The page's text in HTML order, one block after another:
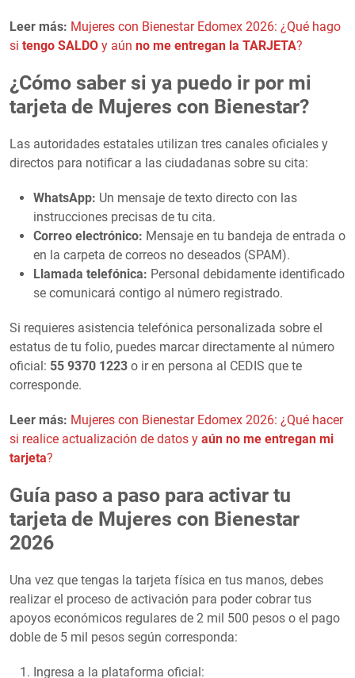
Leer más: Mujeres con Bienestar Edomex 2026: ¿Qué hago
si tengo SALDO y aún no me entregan la TARJETA?
¿Cómo saber si ya puedo ir por mi
tarjeta de Mujeres con Bienestar?
Las autoridades estatales utilizan tres canales oficiales y
directos para notificar a las ciudadanas sobre su cita:
WhatsApp: Un mensaje de texto directo con las
instrucciones precisas de tu cita.
Correo electrónico: Mensaje en tu bandeja de entrada o
en la carpeta de correos no deseados (SPAM).
Llamada telefónica: Personal debidamente identificado
se comunicará contigo al número registrado.
Si requieres asistencia telefónica personalizada sobre el
estatus de tu folio, puedes marcar directamente al número
oficial: 55 9370 1223 o ir en persona al CEDIS que te
corresponde.
Leer más: Mujeres con Bienestar Edomex 2026: ¿Qué hacer
si realice actualización de datos y aún no me entregan mi
tarjeta?
Guía paso a paso para activar tu
tarjeta de Mujeres con Bienestar
2026
Una vez que tengas la tarjeta física en tus manos, debes
realizar el proceso de activación para poder cobrar tus
apoyos económicos regulares de 2 mil 500 pesos o el pago
doble de 5 mil pesos según corresponda:
Ingresa a la plataforma oficial: